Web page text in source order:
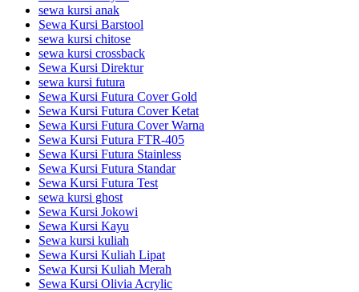
sewa kursi anak
Sewa Kursi Barstool
sewa kursi chitose
sewa kursi crossback
Sewa Kursi Direktur
sewa kursi futura
Sewa Kursi Futura Cover Gold
Sewa Kursi Futura Cover Ketat
Sewa Kursi Futura Cover Warna
Sewa Kursi Futura FTR-405
Sewa Kursi Futura Stainless
Sewa Kursi Futura Standar
Sewa Kursi Futura Test
sewa kursi ghost
Sewa Kursi Jokowi
Sewa Kursi Kayu
Sewa kursi kuliah
Sewa Kursi Kuliah Lipat
Sewa Kursi Kuliah Merah
Sewa Kursi Olivia Acrylic